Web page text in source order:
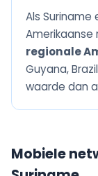
Als
regionale
Guyana,
waarde dan
Mobiele